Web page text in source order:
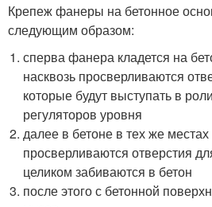
Крепеж фанеры на бетонное
следующим образом:
сперва фанера кладется на
насквозь просверливаются
которые будут выступать в
регуляторов уровня
далее в бетоне в тех же
просверливаются отверстия
целиком забиваются в бетон
после этого с бетонной